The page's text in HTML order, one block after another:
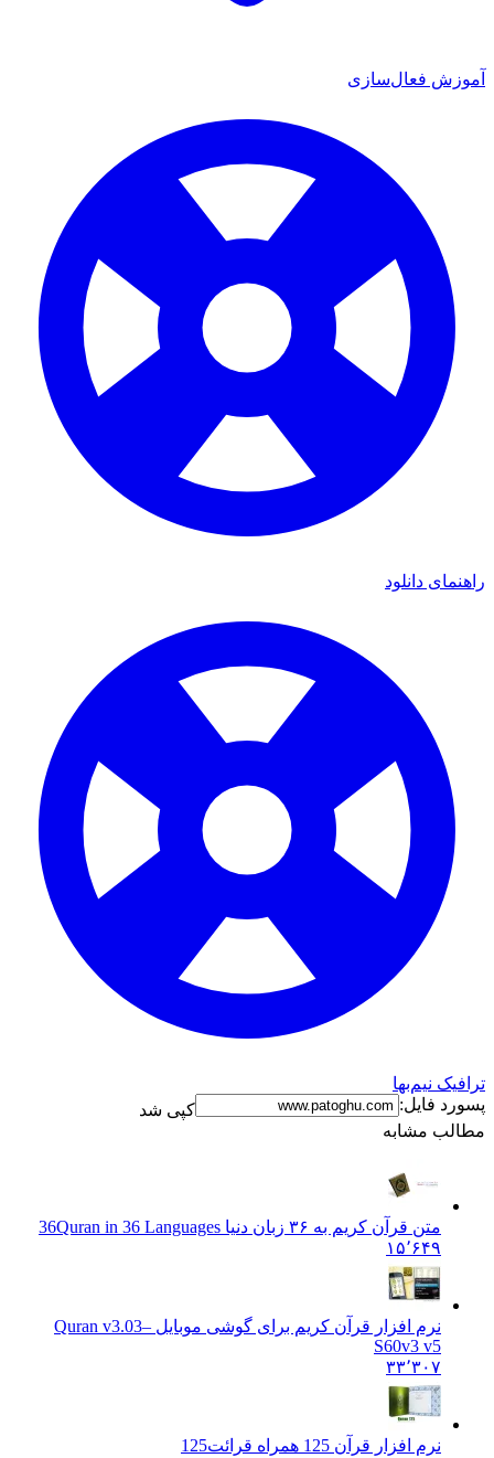
فعال‌سازی
دانلود
نیم‌بها
فایل:
کپی شد
مشابه
متن قرآن کریم به ۳۶ زبان دنیا 36
Quran in 36 Languages
۱۵٬۶۴۹
نرم افزار قرآن کریم برای گوشی موبایل – Quran v3.03
S60v3 v5
۳۳٬۳۰۷
نرم افزار قرآن 125 همراه قرائت
125